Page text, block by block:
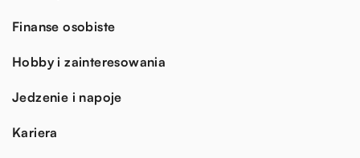
Finanse osobiste
Hobby i zainteresowania
Jedzenie i napoje
Kariera